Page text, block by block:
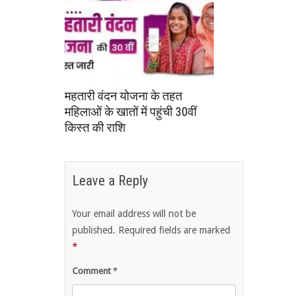
महतारी वंदन योजना के तहत
महिलाओं के खातों में पहुंची 30वीं
किस्त की राशि
Leave a Reply
Your email address will not be
published. Required fields are marked
*
Comment*